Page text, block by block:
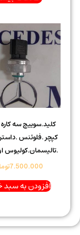
کلید.سوییچ سه کاره کولر
کپچر .فلوئنس
.تالیسمان.کولیوس
7.500.000تومان
افزودن به سبد خرید